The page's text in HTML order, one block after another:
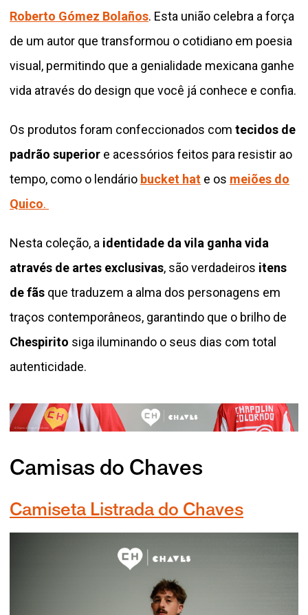
Roberto Gómez Bolaños. Esta união celebra a força
de um autor que transformou o cotidiano em poesia
visual, permitindo que a genialidade mexicana ganhe
vida através do design que você já conhece e confia.
Os produtos foram confeccionados com tecidos de
padrão superior e acessórios feitos para resistir ao
tempo, como o lendário bucket hat e os meiões do
Quico.
Nesta coleção, a identidade da vila ganha vida
através de artes exclusivas, são verdadeiros itens
de fãs que traduzem a alma dos personagens em
traços contemporâneos, garantindo que o brilho de
Chespirito siga iluminando o seus dias com total
autenticidade.
Camisas do Chaves
Camiseta Listrada do Chaves